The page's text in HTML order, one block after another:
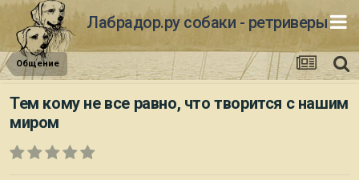
Лабрадор.ру собаки - ретриверы
Общение
Тем кому не все равно, что творится с нашим
миром